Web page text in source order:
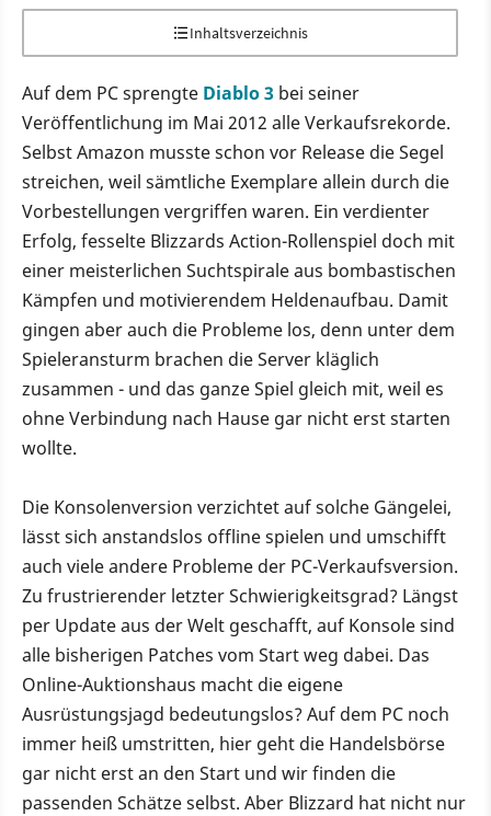
Inhaltsverzeichnis
Auf dem PC sprengte Diablo 3 bei seiner
Veröffentlichung im Mai 2012 alle Verkaufsrekorde.
Selbst Amazon musste schon vor Release die Segel
streichen, weil sämtliche Exemplare allein durch die
Vorbestellungen vergriffen waren. Ein verdienter
Erfolg, fesselte Blizzards Action-Rollenspiel doch mit
einer meisterlichen Suchtspirale aus bombastischen
Kämpfen und motivierendem Heldenaufbau. Damit
gingen aber auch die Probleme los, denn unter dem
Spieleransturm brachen die Server kläglich
zusammen - und das ganze Spiel gleich mit, weil es
ohne Verbindung nach Hause gar nicht erst starten
wollte.
Die Konsolenversion verzichtet auf solche Gängelei,
lässt sich anstandslos offline spielen und umschifft
auch viele andere Probleme der PC-Verkaufsversion.
Zu frustrierender letzter Schwierigkeitsgrad? Längst
per Update aus der Welt geschafft, auf Konsole sind
alle bisherigen Patches vom Start weg dabei. Das
Online-Auktionshaus macht die eigene
Ausrüstungsjagd bedeutungslos? Auf dem PC noch
immer heiß umstritten, hier geht die Handelsbörse
gar nicht erst an den Start und wir finden die
passenden Schätze selbst. Aber Blizzard hat nicht nur